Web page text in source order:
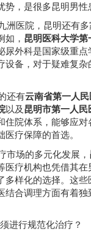
势，是很多昆明男性
洲医院，昆明还有
如， 昆明医科大学第
尿外科是国家级重
设备，对于疑难复
还有云南省第一人
以及 昆明市第一人民
住院体系，能够应
疗保障的首选。
市场的多元化发展，
医疗机构也凭借其
多样化的选择。这些
结合调理方面有着
进行规范化治疗？